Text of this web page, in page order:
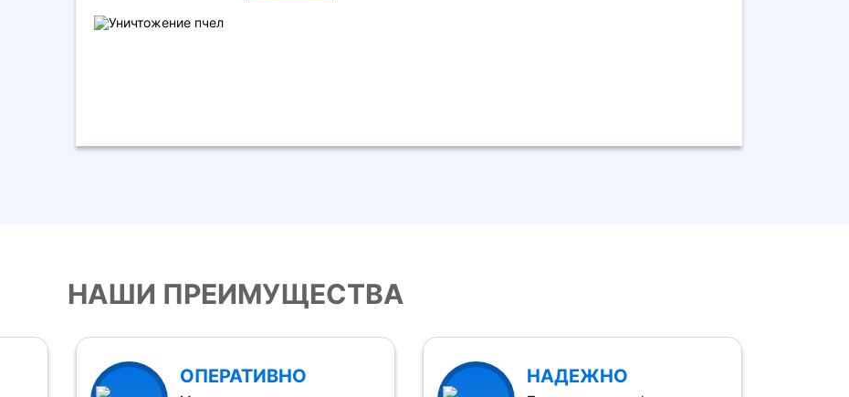
НАШИ ПРЕИМУЩЕСТВА
ОПЕРАТИВНО НАДЕЖНО